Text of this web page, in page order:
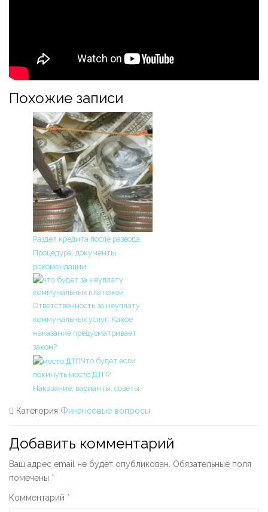
Похожие записи
Раздел кредита после развода.
Процедура, документы,
рекомендации.
Ответственность за неуплату
коммунальных услуг. Какое
наказание предусматривает
закон?
Что будет если
покинуть место ДТП?
Наказание, варианты, советы.
Категория Финансовые вопросы
Добавить комментарий
Ваш адрес email не будет опубликован. Обязательные поля
помечены *
Комментарий *